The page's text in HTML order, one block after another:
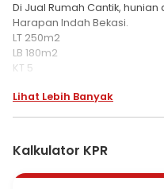
Di Jual Rumah Cantik,
Harapan Indah Bekasi.
LT 250m2
LB 180m2
KT 5
Listrik 4400 Watt
Row jalanan depan rumah 5
Sertifikat SHM on hand
Hadap Selatan
Lihat Lebih Banyak
Kalkulator KPR